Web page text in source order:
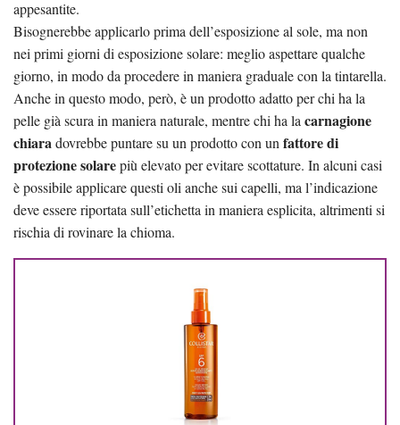
appesantite.
Bisognerebbe applicarlo prima dell’esposizione al sole, ma non
nei primi giorni di esposizione solare: meglio aspettare qualche
giorno, in modo da procedere in maniera graduale con la tintarella.
Anche in questo modo, però, è un prodotto adatto per chi ha la
pelle già scura in maniera naturale, mentre chi ha la carnagione
chiaradovrebbe puntare su un prodotto con un fattore di
protezione solarepiù elevato per evitare scottature. In alcuni casi
è possibile applicare questi oli anche sui capelli, ma l’indicazione
deve essere riportata sull’etichetta in maniera esplicita, altrimenti si
rischia di rovinare la chioma.